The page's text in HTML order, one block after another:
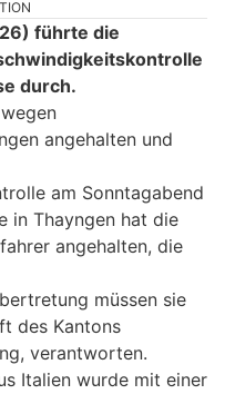
führte die
durch.
angehalten und
am Sonntagabend
in Thayngen hat die
angehalten, die
müssen sie
des Kantons
verantworten.
Italien wurde mit einer